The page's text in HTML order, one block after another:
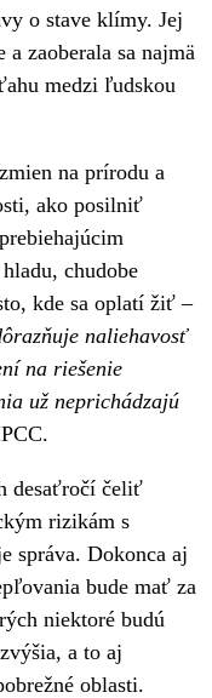
o stave klímy. Jej
zaoberala sa najmä
medzi ľudskou
na prírodu a
ako posilniť
chudobe
kde sa oplatí žiť –
naliehavosť
na riešenie
už neprichádzajú
desaťročí čeliť
rizikám s
správa. Dokonca aj
bude mať za
niektoré budú
a to aj
oblasti.